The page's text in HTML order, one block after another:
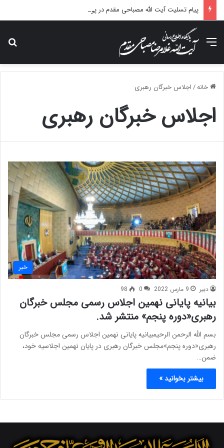
منو
خانه/اجلاس خبرگان رهبری
اجلاس خبرگان رهبری
خبر
دبیر 9 مارس 2022 0
98
بیانیه پایانی نهمین اجلاس رسمی مجلس خبرگان
رهبری«دوره پنجم» منتشر شد.
بسم الله الرحمن الرحیمبیانیه پایانی نهمین اجلاس رسمی مجلس خبرگان
رهبری«دوره پنجم»مجلس خبرگان رهبری در پایان نهمین اجلاسیه خود،
ضمن…
بیشتر بخوانید »